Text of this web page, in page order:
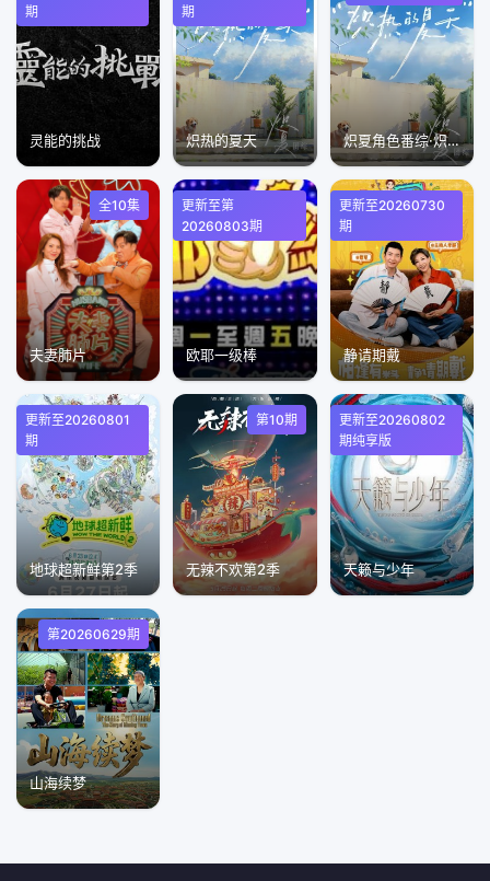
期
灵能的挑战
期
炽热的夏天 炽夏角色番综·炽热的夏天
全10集
夫妻肺片
更新至第
20260803期
欧耶一级棒
更新至20260730
期
静请期戴
更新至20260801
期
地球超新鲜第2季
第10期
无辣不欢第2季
更新至20260802
期纯享版
天籁与少年
第20260629期
山海续梦